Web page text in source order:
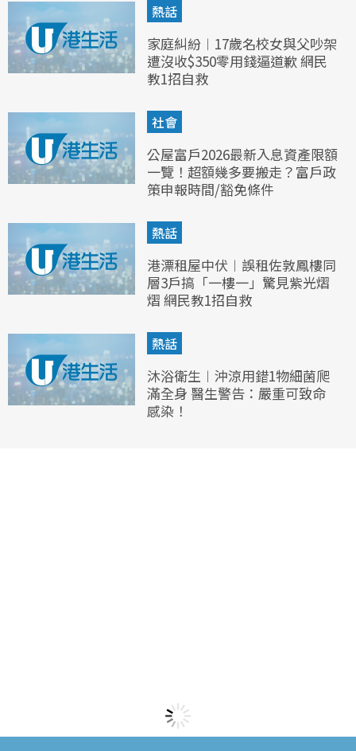
熱話
家庭糾紛︱17歲名校女與父吵架
遭沒收$350零用錢逼道歉 網民
教1招自救
社會
公屋富戶2026最新入息資產限額
一覽！超額幾多要搬走？富戶政
策申報時間/豁免條件
熱話
港漂租屋中伏︱誤租佐敦鳳樓同
層3戶搞「一樓一」驚見紫光熠
熠 網民教1招自救
熱話
沐浴衛生︱沖涼用錯1物細菌爬
滿全身 醫生警告：嚴重可致命
感染！